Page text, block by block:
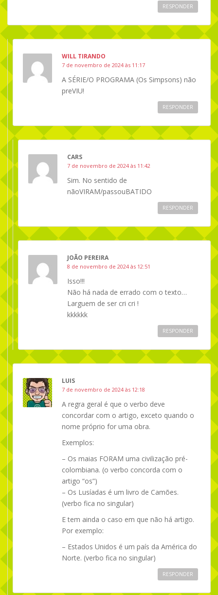
RESPONDER
WILL TIRANDO
7 de novembro de 2024 às 11:17
A SÉRIE/O PROGRAMA (Os Simpsons) não
preVIU!
RESPONDER
CARS
7 de novembro de 2024 às 11:42
Sim. No sentido de
nãoVIRAM/passouBATIDO
RESPONDER
JOÃO PEREIRA
8 de novembro de 2024 às 12:51
Isso!!!
Não há nada de errado com o texto…
Larguem de ser cri cri !
kkkkkk
RESPONDER
LUIS
7 de novembro de 2024 às 12:18
A regra geral é que o verbo deve
concordar com o artigo, exceto quando o
nome próprio for uma obra.
Exemplos:
– Os maias FORAM uma civilização pré-
colombiana. (o verbo concorda com o
artigo “os”)
– Os Lusíadas é um livro de Camões.
(verbo fica no singular)
E tem ainda o caso em que não há artigo.
Por exemplo:
– Estados Unidos é um país da América do
Norte. (verbo fica no singular)
RESPONDER